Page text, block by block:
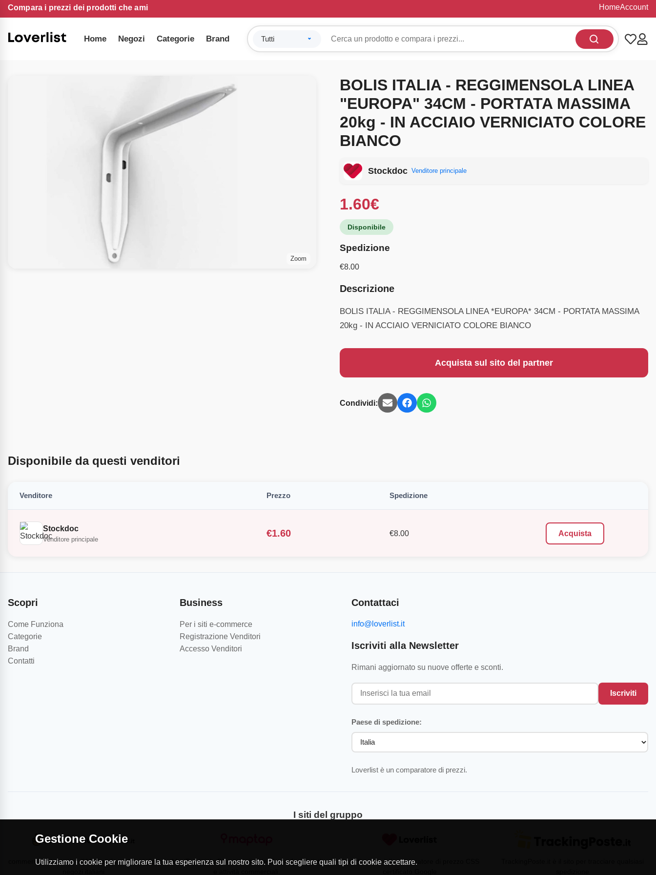
Compara i prezzi dei prodotti che ami HomeAccount
Home Negozi Categorie Brand
Zoom
BOLIS ITALIA - REGGIMENSOLA LINEA
"EUROPA" 34CM - PORTATA MASSIMA
20kg - IN ACCIAIO VERNICIATO COLORE
BIANCO
Stockdoc Venditore principale
1.60€
Disponibile
Spedizione
€8.00
Descrizione
BOLIS ITALIA - REGGIMENSOLA LINEA *EUROPA* 34CM - PORTATA MASSIMA
20kg - IN ACCIAIO VERNICIATO COLORE BIANCO
Acquista sul sito del partner
Condividi:
Disponibile da questi venditori
Venditore Prezzo Spedizione
Stockdoc
Venditore principale
€1.60 €8.00 Acquista
Scopri
Come Funziona
Categorie
Brand
Contatti
Business
Per i siti e-commerce
Registrazione Venditori
Accesso Venditori
Contattaci
info@loverlist.it
Iscriviti alla Newsletter
Rimani aggiornato su nuove offerte e sconti.
Iscriviti
Paese di spedizione:
Loverlist è un comparatore di prezzi.
I siti del gruppo
commercioVirtuoso.it è il Marketplace dei migliori
MapTap.it è la Directory di aziende professionisti
Loverlist.com è il comparatore di prezzo CSS
Gestione Cookie
Utilizziamo i cookie per migliorare la tua esperienza sul nostro sito. Puoi scegliere quali tipi di cookie accettare.